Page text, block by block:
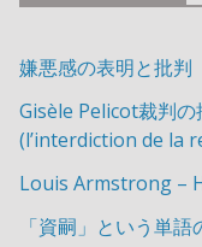
嫌悪感の表明と批判
Gisèle Pelicot裁判
(l’interdiction de la
Louis Armstrong –
「資嗣」という単